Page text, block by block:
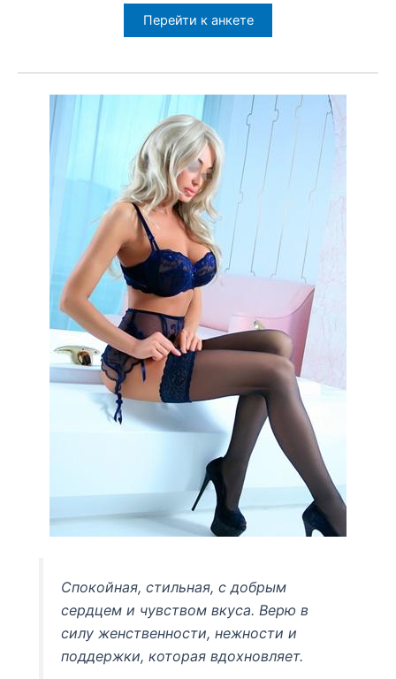
Перейти к анкете
Спокойная, стильная, с добрым
сердцем и чувством вкуса. Верю в
силу женственности, нежности и
поддержки, которая вдохновляет.